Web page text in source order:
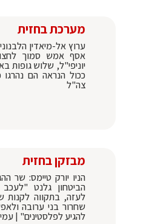
מערכת בחזית
ערוץ אל-מיאדין
אסף אמש סמוך
יוניפי"ל, שלוש גופות
ככול הנראה הם
צה"ל
מבזקן בחזית
הניו יורק טיימס: שר
הביטחון גלנט
לעזה, בתקווה
שחרור בני ערובה
להגיע לפלסטינים" |